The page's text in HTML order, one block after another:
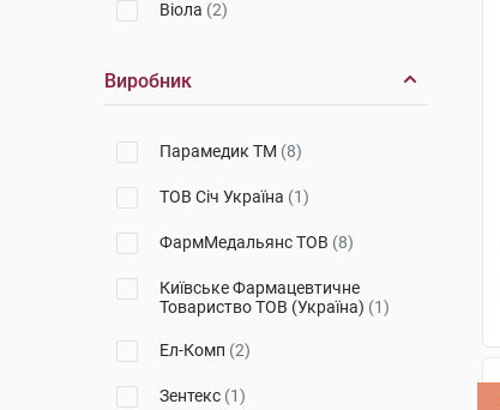
Віола (2)
Виробник
Парамедик ТМ (8)
ТОВ Січ Україна (1)
ФармМедальянс ТОВ (8)
Київське Фармацевтичне
Товариство ТОВ (Україна) (1)
Ел-Комп (2)
Зентекс (1)